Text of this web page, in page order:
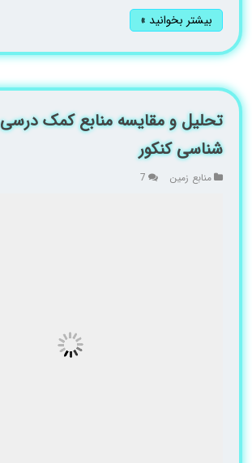
بیشتر بخوانید »
تحلیل و مقایسه منابع کمک
شناسی کنکور
منابع زمین 7